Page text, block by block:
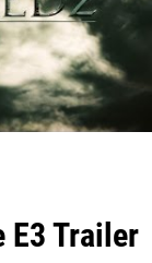
E3 Trailer